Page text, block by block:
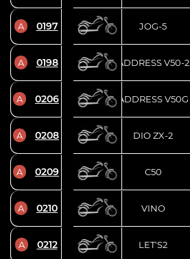
A 0197 JOG-5
A 0198 ADDRESS V50-2
A 0206 ADDRESS V50G
A 0208 DIO ZX-2
A 0209 C50
A 0210 VINO
A 0212 LET'S2